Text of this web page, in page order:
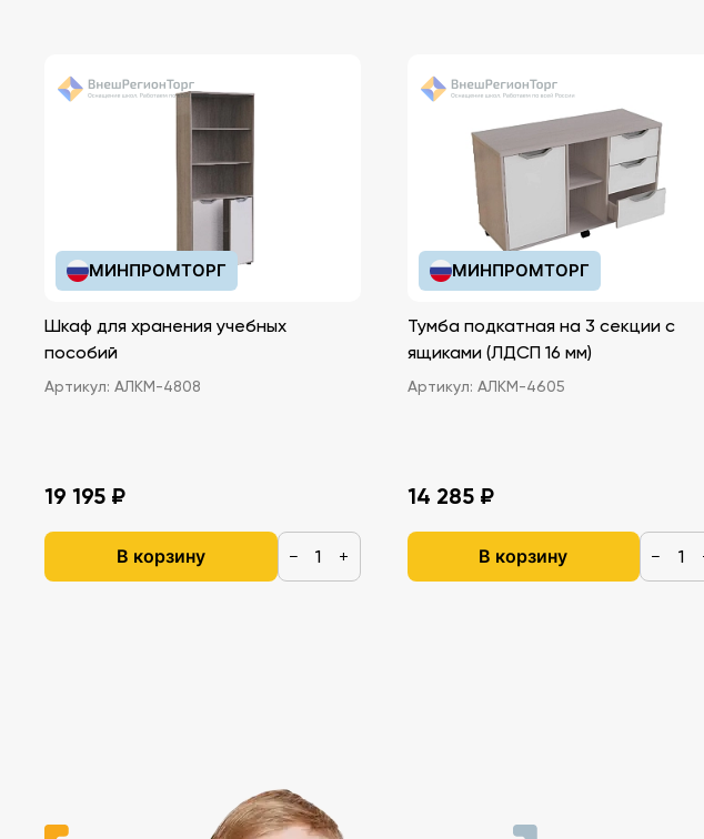
МИНПРОМТОРГ
Шкаф для хранения учебных
пособий
Артикул: АЛКМ-4808
19 195 ₽
В корзину − +
МИНПРОМТОРГ
Тумба подкатная на 3 секции с
ящиками (ЛДСП 16 мм)
Артикул: АЛКМ-4605
14 285 ₽
В корзину −